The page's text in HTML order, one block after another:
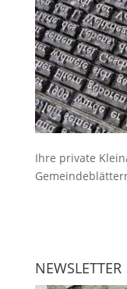
Ihre private
NEWSLETTER